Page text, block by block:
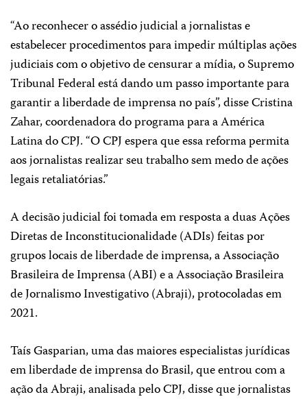
“Ao reconhecer o assédio judicial a jornalistas e
estabelecer procedimentos para impedir múltiplas ações
judiciais com o objetivo de censurar a mídia, o Supremo
Tribunal Federal está dando um passo importante para
garantir a liberdade de imprensa no país”, disse Cristina
Zahar, coordenadora do programa para a América
Latina do CPJ. “O CPJ espera que essa reforma permita
aos jornalistas realizar seu trabalho sem medo de ações
legais retaliatórias.”
A decisão judicial foi tomada em resposta a duas Ações
Diretas de Inconstitucionalidade (ADIs) feitas por
grupos locais de liberdade de imprensa, a Associação
Brasileira de Imprensa (ABI) e a Associação Brasileira
de Jornalismo Investigativo (Abraji), protocoladas em
2021.
Taís Gasparian, uma das maiores especialistas jurídicas
em liberdade de imprensa do Brasil, que entrou com a
ação da Abraji, analisada pelo CPJ, disse que jornalistas